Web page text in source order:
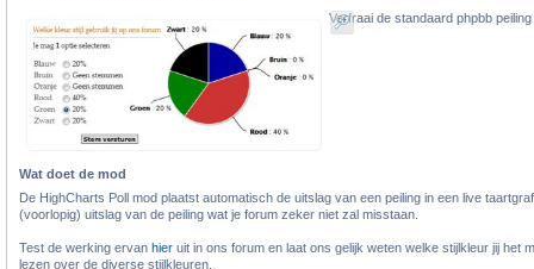
Verfraai de standaard phpbb
Wat doet de mod
De HighCharts Poll mod plaatst automatisch de uitslag van een peiling in een live
(voorlopig) uitslag van de peiling wat je forum zeker niet zal misstaan.
Test de werking ervan hier uit in ons forum en laat ons gelijk weten welke stijlkleur jij het
lezen over de diverse stijlkleuren.